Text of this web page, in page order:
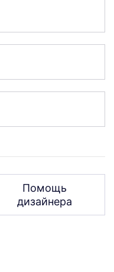
Помощь
дизайнера